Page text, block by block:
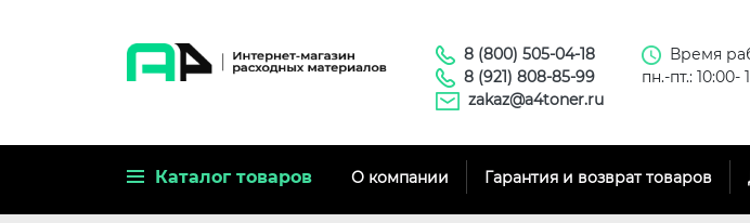
8 (800) 505-04-18
8 (921) 808-85-99
zakaz@a4toner.ru
Время
пн.-пт.: 10:00-
Каталог товаров О компании Гарантия и возврат товаров